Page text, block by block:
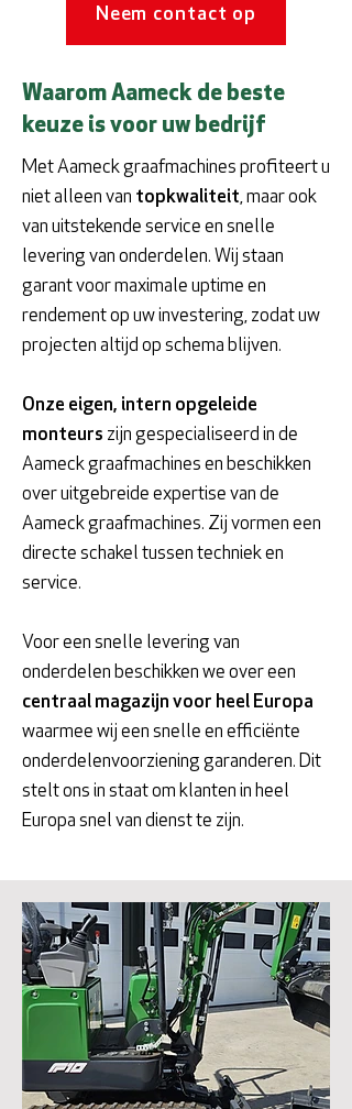
Neem contact op
Waarom Aameck de beste
keuze is voor uw bedrijf
Met Aameck graafmachines profiteert u
niet alleen van topkwaliteit, maar ook
van uitstekende service en snelle
levering van onderdelen. Wij staan
garant voor maximale uptime en
rendement op uw investering, zodat uw
projecten altijd op schema blijven.
Onze eigen, intern opgeleide
monteurs zijn gespecialiseerd in de
Aameck graafmachines en beschikken
over uitgebreide expertise van de
Aameck graafmachines. Zij vormen een
directe schakel tussen techniek en
service.
Voor een snelle levering van
onderdelen beschikken we over een
centraal magazijn voor heel Europa
waarmee wij een snelle en efficiënte
onderdelenvoorziening garanderen. Dit
stelt ons in staat om klanten in heel
Europa snel van dienst te zijn.